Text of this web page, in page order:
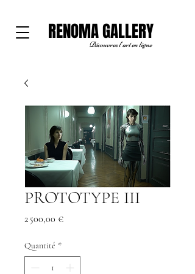
RENOMA GALLERY
Découvrez l'art en ligne
PROTOTYPE III
2 500,00 €Prix
Quantité *